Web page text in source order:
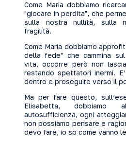
Come Maria dobbiamo
"giocare in perdita", che
sulla nostra nullità, sulla
fragilità.
Come Maria dobbiamo
della fede" che cammina
vita, occorre però non
restando spettatori inermi.
dentro e proseguire verso il
Ma per fare questo,
Elisabetta, dobbiamo
autosufficienza, ogni
non possiamo pensare e
devo fare, io so come vanno